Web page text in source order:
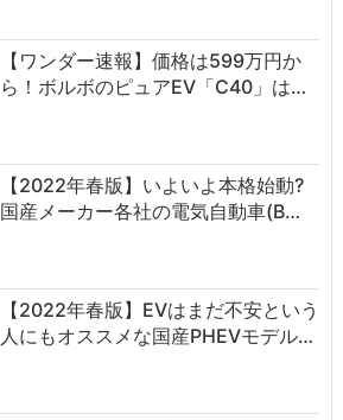
【ワンダー速報】価格は599万円か
ら！ボルボのピュアEV「C40」は…
【2022年春版】いよいよ本格始動?
国産メーカー各社の電気自動車(B…
【2022年春版】EVはまだ不安という
人にもオススメな国産PHEVモデル…